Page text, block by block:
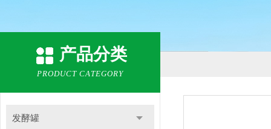
产品分类
PRODUCT CATEGORY
发酵罐